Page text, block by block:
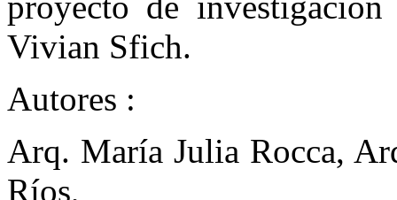
Vivian Sfich.
Autores :
Arq. María Julia Rocca,
Ríos,